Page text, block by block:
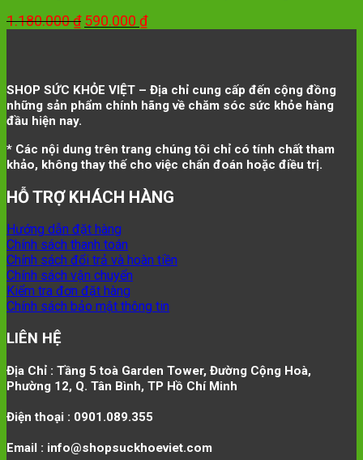
1.180.000₫ Giá
590.000 ₫Giá
590.000 ₫.
SHOP SỨC KHỎE VIỆT – Địa chỉ cung cấp đến cộng đồng
những sản phẩm chính hãng về chăm sóc sức khỏe hàng
đầu hiện nay.
* Các nội dung trên trang chúng tôi chỉ có tính chất tham
khảo, không thay thế cho việc chẩn đoán hoặc điều trị.
HỖ TRỢ KHÁCH HÀNG
Hướng dẫn đặt hàng
Chính sách thanh toán
Chính sách đổi trả và hoàn tiền
Chính sách vận chuyển
Kiểm tra đơn đặt hàng
Chính sách bảo mật thông tin
LIÊN HỆ
Địa Chỉ : Tầng 5 toà Garden Tower, Đường Cộng Hoà,
Phường 12, Q. Tân Bình, TP Hồ Chí Minh
Điện thoại : 0901.089.355
Email : info@shopsuckhoeviet.com